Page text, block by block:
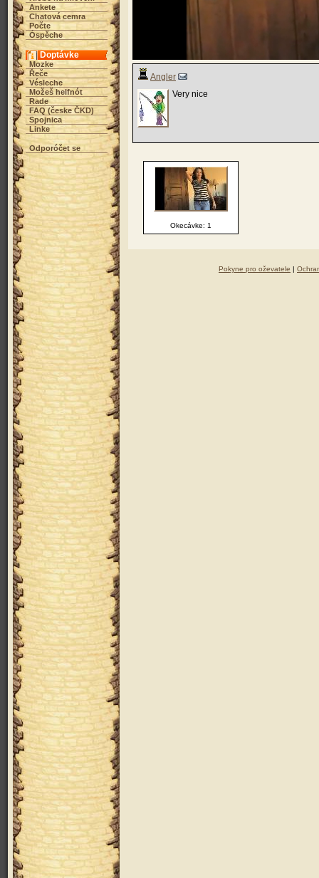
Ankete
Chatová cemra
Počte
Óspěche
Doptávke
Mozke
Řeče
Vésleche
Možeš helfnót
Rade
FAQ (česke ČKD)
Spojnica
Linke
Odporóčet se
Angler
Very nice
Okecávke: 1
Pokyne pro oževatele |